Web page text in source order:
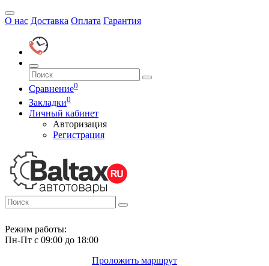
О нас Доставка Оплата Гарантия
Сравнение0
Закладки0
Личный кабинет
Авторизация
Регистрация
Режим работы:
Пн-Пт с 09:00 до 18:00
Проложить маршрут